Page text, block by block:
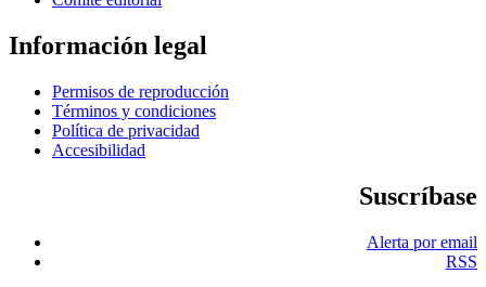
Información legal
Permisos de reproducción
Términos y condiciones
Política de privacidad
Accesibilidad
Suscríbase
Alerta por email
RSS